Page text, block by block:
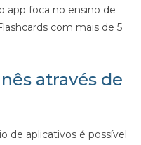
app foca no ensino de
com mais de 5
através de
de aplicativos é possível